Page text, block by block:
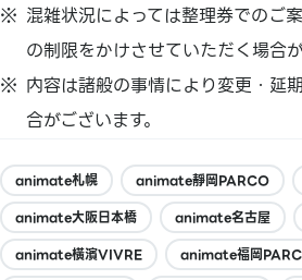
混雑状況によっては整理券でのご
の制限をかけさせていただく場合が
内容は諸般の事情により変更・延
合がございます。
animate札幌 animate靜岡PARCO
animate大阪日本橋
animate名古屋
animate橫濱VIVRE
animate福岡